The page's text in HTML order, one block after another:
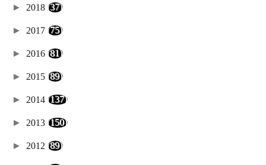
► 2018 (37)
► 2017 (75)
► 2016 (81)
► 2015 (89)
► 2014 (137)
► 2013 (150)
► 2012 (89)